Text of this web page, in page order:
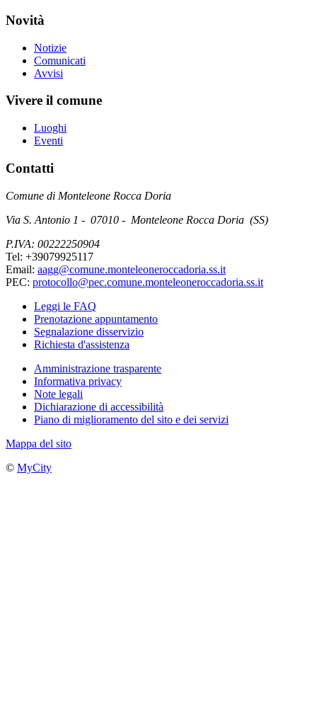
Novità
Notizie
Comunicati
Avvisi
Vivere il comune
Luoghi
Eventi
Contatti
Comune di Monteleone Rocca Doria
Via S. Antonio 1 - 07010 - Monteleone Rocca Doria (SS)
P.IVA: 00222250904
Tel: +39079925117
Email: aagg@comune.monteleoneroccadoria.ss.it
PEC: protocollo@pec.comune.monteleoneroccadoria.ss.it
Leggi le FAQ
Prenotazione appuntamento
Segnalazione disservizio
Richiesta d'assistenza
Amministrazione trasparente
Informativa privacy
Note legali
Dichiarazione di accessibilità
Piano di miglioramento del sito e dei servizi
Mappa del sito
© MyCity